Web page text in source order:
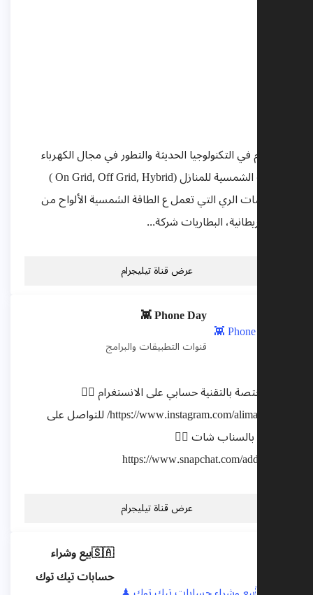
في التكنولوجيا الحديثة والتطور في مجال الكهرباء
والطاقة الشمسية للمنازل (On Grid, Off Grid, Hybrid )
الري التي تعمل ع الطاقة الشمسية الألواح من
بريطانية، البطاريات شركة...
عرض قناة تيليجرام
Phone Day 👾
قنوات التطبيقات والبرامج
مختصة بالتقنية حسابي على الانستغرام 👇🏻
https://www.instagram.com/alimajeed95/ للتواصل على
بالسناب شات 👇🏻
https://www.snapchat.com/add/
عرض قناة تيليجرام
🇸🇦بيع وشراء
حسابات تيك توك